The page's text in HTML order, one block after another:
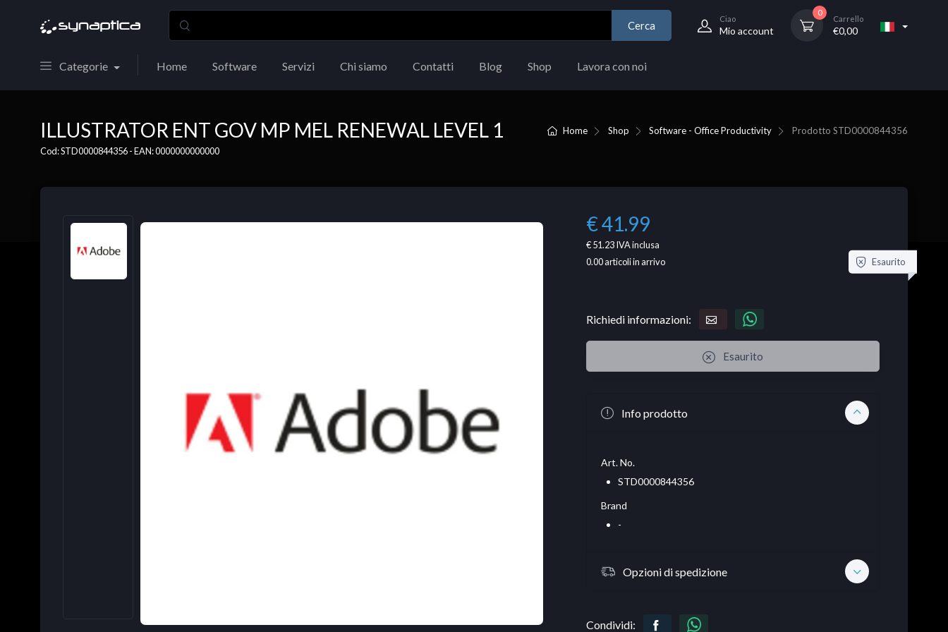
Cerca
Ciao
Mio account
0
Carrello
€0,00
Categorie Home Software Servizi Chi siamo Contatti Blog Shop Lavora con noi
Home Shop Software - Office Productivity Prodotto STD0000844356
ILLUSTRATOR ENT GOV MP MEL RENEWAL LEVEL 1
Cod: STD0000844356 - EAN: 0000000000000
€ 41.99
€ 51.23IVA inclusa
0.00articoli in arrivo Esaurito
Richiedi informazioni:
Esaurito
Info prodotto
Art. No.
STD0000844356
Brand
-
Opzioni di spedizione
Condividi: